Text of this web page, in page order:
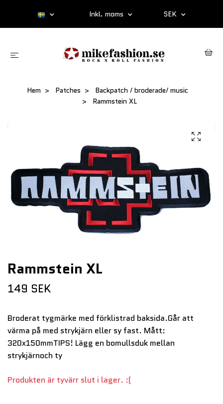
Inkl. moms SEK
Hem Patches
Backpatch / broderade/ music
Rammstein XL
Rammstein XL
149 SEK
Broderat tygmärke med förklistrad baksida.Går att
värma på med strykjärn eller sy fast. Mått:
320x150mmTIPS! Lägg en bomullsduk mellan
strykjärnoch ty
Produkten är tyvärr slut i lager. :(